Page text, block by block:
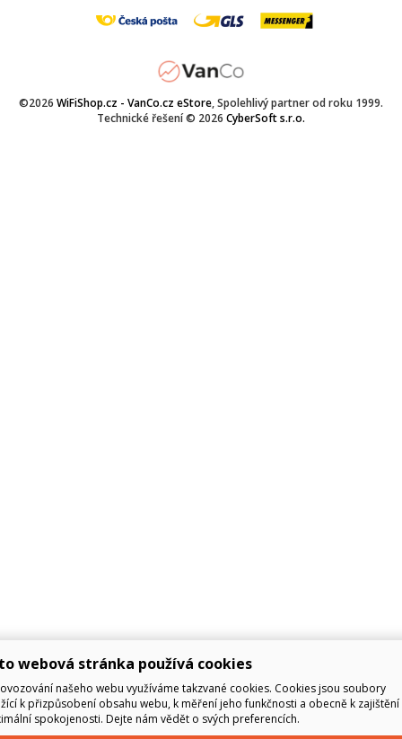
©2026 WiFiShop.cz - VanCo.cz eStore, Spolehlivý partner od roku 1999.
Technické řešení © 2026 CyberSoft s.r.o.
webová stránka používá cookies
našeho webu využíváme takzvané cookies. Cookies jsou soubory
k přizpůsobení obsahu webu, k měření jeho funkčnosti a obecně k zajištění
spokojenosti. Dejte nám vědět o svých preferencích.